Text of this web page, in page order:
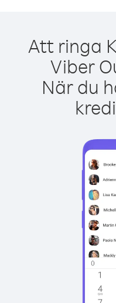
Att ringa
Viber
När du